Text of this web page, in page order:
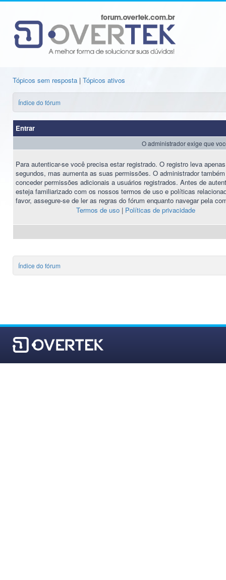
Tópicos sem resposta | Tópicos ativos
Índice do fórum
Entrar
O administrador exige que
Para autenticar-se você precisa estar registrado. O registro leva
segundos, mas aumenta as suas permissões. O administrador
conceder permissões adicionais a usuários registrados. Antes de
esteja familiarizado com os nossos termos de uso e políticas
favor, assegure-se de ler as regras do fórum enquanto navegar pela
Termos de uso| Políticas de privacidade
Índice do fórum